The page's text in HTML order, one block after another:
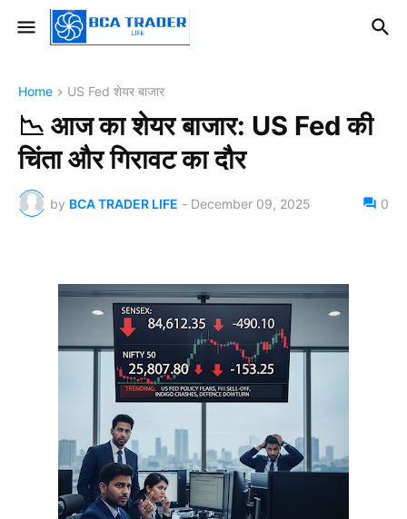
Home US Fed शेयर बाजार
📉 आज का शेयर बाजार: US Fed की
चिंता और गिरावट का दौर
by BCA TRADER LIFE - December 09, 2025 0